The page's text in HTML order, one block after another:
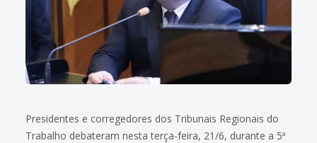
Presidentes e corregedores dos Tribunais Regionais do
Trabalho debateram nesta terça-feira, 21/6, durante a 5ª